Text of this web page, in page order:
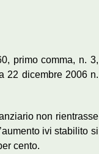
primo comma, n. 3,
22 dicembre 2006 n.
non rientrasse
ivi stabilito si
cento.